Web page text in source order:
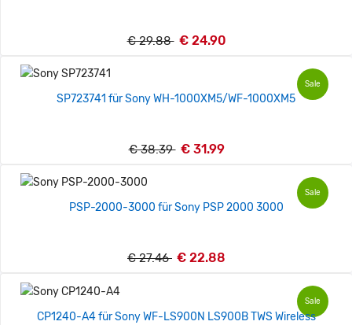
€ 29.88 € 24.90
Sale
SP723741 für Sony WH-1000XM5/WF-1000XM5
€ 38.39 € 31.99
Sale
PSP-2000-3000 für Sony PSP 2000 3000
€ 27.46 € 22.88
Sale
CP1240-A4 für Sony WF-LS900N LS900B TWS Wireless